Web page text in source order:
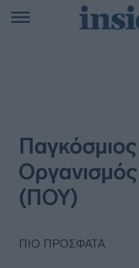
Παγκόσμιος
Οργανισμός
(ΠΟΥ)
ΠΙΟ ΠΡΌΣΦΑΤΑ